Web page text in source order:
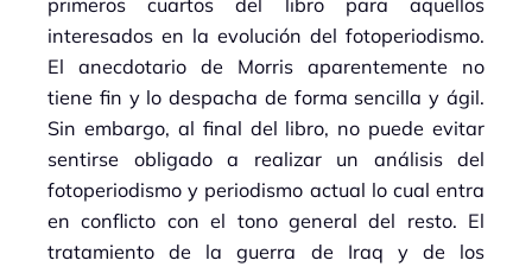
primeros cuartos del libro para aquellos
interesados en la evolución del fotoperiodismo.
El anecdotario de Morris aparentemente no
tiene fin y lo despacha de forma sencilla y ágil.
Sin embargo, al final del libro, no puede evitar
sentirse obligado a realizar un análisis del
fotoperiodismo y periodismo actual lo cual entra
en conflicto con el tono general del resto. El
tratamiento de la guerra de Iraq y de los